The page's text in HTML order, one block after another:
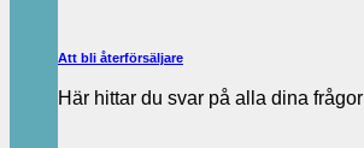
Att bli återförsäljare
Här hittar du svar på alla dina frågor